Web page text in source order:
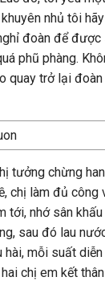
nhủ tôi
đoàn để
phũ phàng.
quay trở lại
tưởng chừng
chị làm đủ công
tới, nhớ sân
sau đó lau
mỗi suất
chị em kết